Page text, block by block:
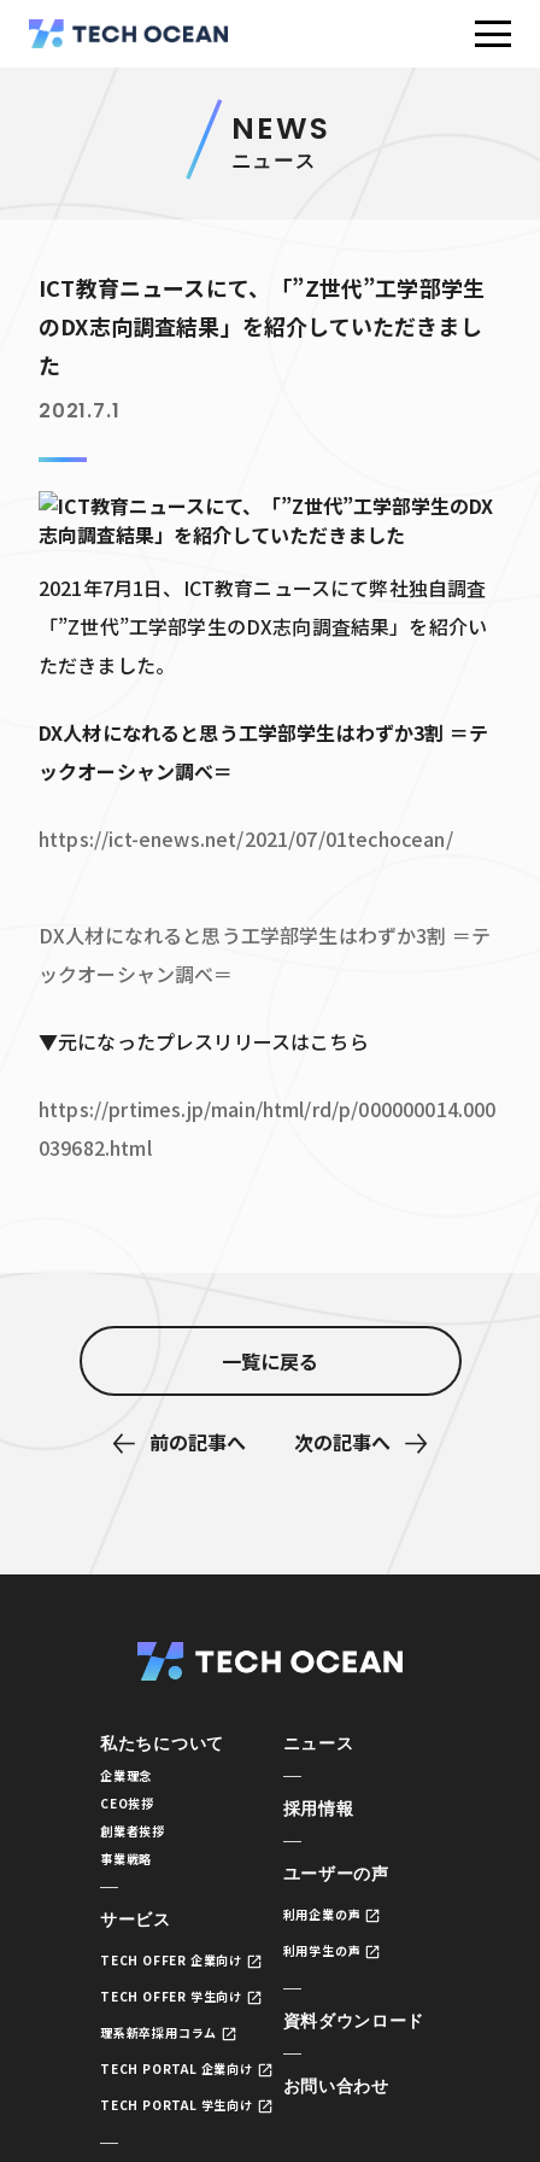
NEWS
ニュース
ICT教育ニュースにて、「”Z世代”工学部学生
のDX志向調査結果」を紹介していただきまし
た
2021.7.1
2021年7月1日、ICT教育ニュースにて弊社独自調査
「”Z世代”工学部学生のDX志向調査結果」を紹介い
ただきました。
DX人材になれると思う工学部学生はわずか3割 ＝テ
ックオーシャン調べ＝
https://ict-enews.net/2021/07/01techocean/
DX人材になれると思う工学部学生はわずか3割 ＝テ
ックオーシャン調べ＝
▼元になったプレスリリースはこちら
https://prtimes.jp/main/html/rd/p/000000014.000
039682.html
前の記事へ 次の記事へ
一覧に戻る
私たちについて
企業理念
CEO挨拶
創業者挨拶
事業戦略
サービス
TECH OFFER 企業向け
TECH OFFER 学生向け
理系新卒採用コラム
TECH PORTAL 企業向け
TECH PORTAL 学生向け
ニュース
採用情報
ユーザーの声
利用企業の声
利用学生の声
資料ダウンロード
お問い合わせ